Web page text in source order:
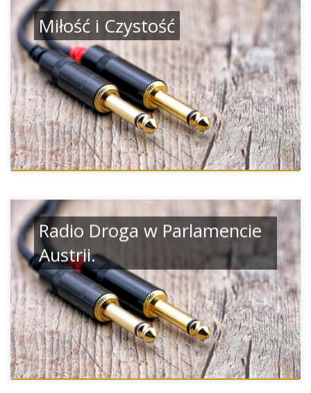
Miłość i Czystość
Radio Droga w Parlamencie
Austrii.